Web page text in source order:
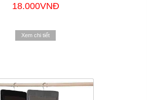
18.000VNĐ
Xem chi tiết